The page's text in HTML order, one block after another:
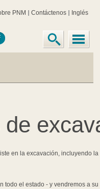
PNM Contáctenos Inglés
en la excavación, incluyendo
todo el estado - y vendremos a